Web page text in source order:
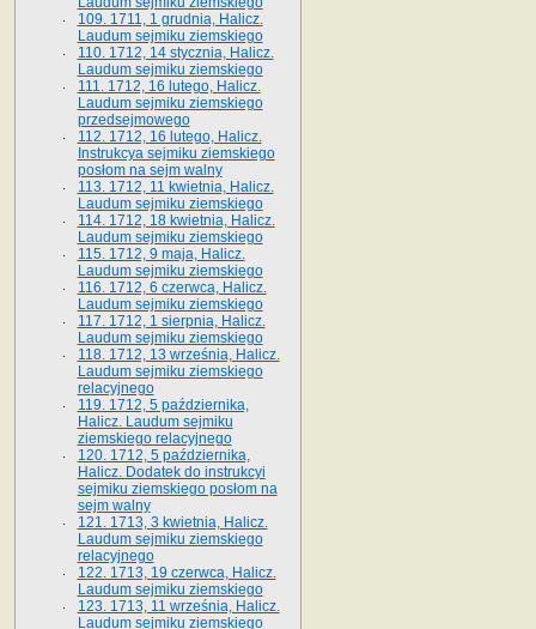
109. 1711, 1 grudnia, Halicz.
Laudum sejmiku ziemskiego
110. 1712, 14 stycznia, Halicz.
Laudum sejmiku ziemskiego
111. 1712, 16 lutego, Halicz.
Laudum sejmiku ziemskiego
przedsejmowego
112. 1712, 16 lutego, Halicz.
Instrukcya sejmiku ziemskiego
posłom na sejm walny
113. 1712, 11 kwietnia, Halicz.
Laudum sejmiku ziemskiego
114. 1712, 18 kwietnia, Halicz.
Laudum sejmiku ziemskiego
115. 1712, 9 maja, Halicz.
Laudum sejmiku ziemskiego
116. 1712, 6 czerwca, Halicz.
Laudum sejmiku ziemskiego
117. 1712, 1 sierpnia, Halicz.
Laudum sejmiku ziemskiego
118. 1712, 13 września, Halicz.
Laudum sejmiku ziemskiego
relacyjnego
119. 1712, 5 października,
Halicz. Laudum sejmiku
ziemskiego relacyjnego
120. 1712, 5 października,
Halicz. Dodatek do instrukcyi
sejmiku ziemskiego posłom na
sejm walny
121. 1713, 3 kwietnia, Halicz.
Laudum sejmiku ziemskiego
relacyjnego
122. 1713, 19 czerwca, Halicz.
Laudum sejmiku ziemskiego
123. 1713, 11 września, Halicz.
Laudum sejmiku ziemskiego